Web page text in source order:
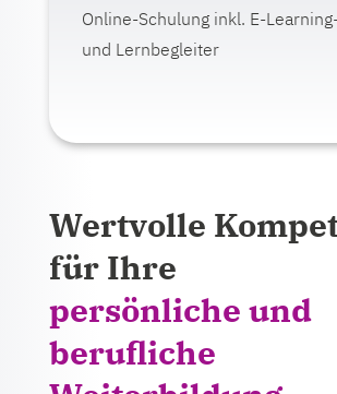
Online-Schulung inkl. E-
und LernbegleiterAb 375,00 Euro zzgl.
Wertvolle
für Ihre
persönliche und
berufliche